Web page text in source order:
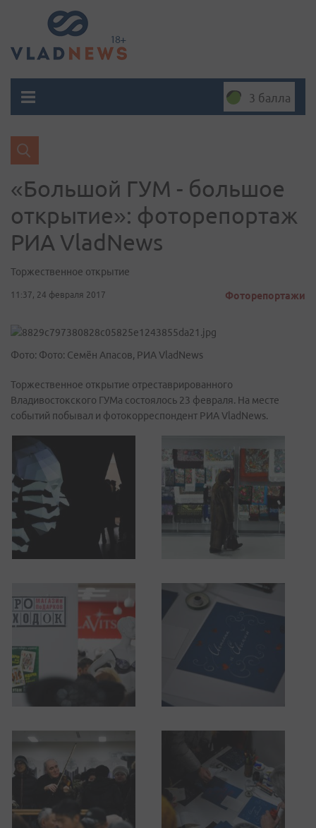
3 балла
«Большой ГУМ - большое
открытие»: фоторепортаж
РИА VladNews
Торжественное открытие
11:37, 24 февраля 2017 Фоторепортажи
Фото: Фото: Семён Апасов, РИА VladNews
Торжественное открытие отреставрированного
Владивостокского ГУМа состоялось 23 февраля. На месте
событий побывал и фотокорреспондент РИА VladNews.